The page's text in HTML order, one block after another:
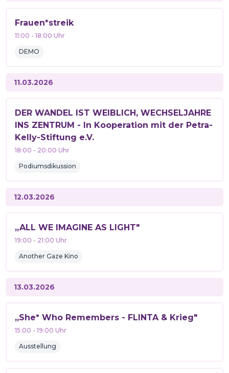
Frauen*streik
11:00 -18:00 Uhr
DEMO
11.03.2026
DER WANDEL IST WEIBLICH, WECHSELJAHRE
INS ZENTRUM - In Kooperation mit der Petra-
Kelly-Stiftung e.V.
18:00 - 20:00 Uhr
Podiumsdikussion
12.03.2026
„ALL WE IMAGINE AS LIGHT"
19:00 - 21:00 Uhr
Another Gaze Kino
13.03.2026
„She* Who Remembers - FLINTA & Krieg"
15:00 -19:00 Uhr
Ausstellung